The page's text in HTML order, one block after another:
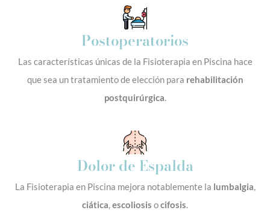
Postoperatorios
Las características únicas de la Fisioterapia en Piscina hace
que sea un tratamiento de elección para rehabilitación
postquirúrgica.
Dolor de Espalda
La Fisioterapia en Piscina mejora notablemente la lumbalgia,
ciática,escoliosis ocifosis.